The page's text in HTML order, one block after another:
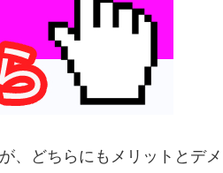
、どちらにもメリットとデメ